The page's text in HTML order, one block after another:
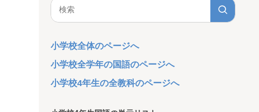
小学校全体のページへ
小学校全学年の国語のページへ
小学校4年生の全教科のページへ